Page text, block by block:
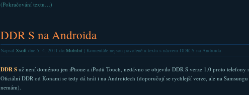
(Pokračování textu…)
DDR S na Androida
Napsal Xsoftdne 5. 4. 2011 do Mobilní| Komentáře nejsou povolenéu textu s názvem DDR S na Androida
DDR Suž není doménou jen iPhone a iPodů Touch, nedávno se objevilo DDR S verze 1.0 proto telefony
Oficiální DDR od Konami se tedy dá hrát i na Androidech (doporučují se rychlejší verze, ale na
nemám).